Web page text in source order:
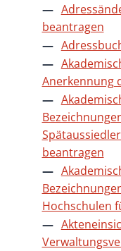
beantragen
Anerkennung
beantragen
Hochschulen